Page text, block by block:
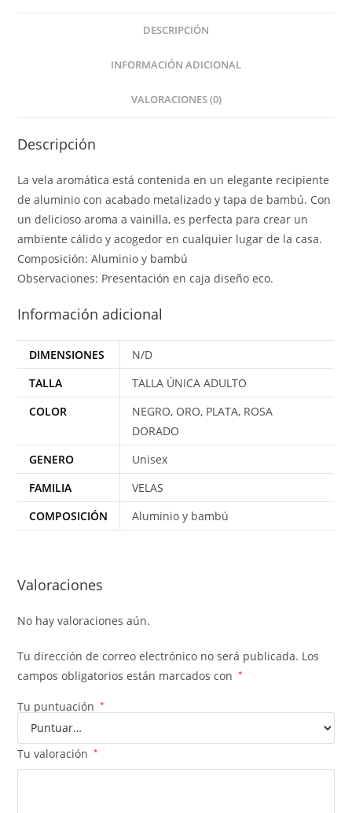
DESCRIPCIÓN
INFORMACIÓN ADICIONAL
VALORACIONES (0)
Descripción
La vela aromática está contenida en un elegante recipiente
de aluminio con acabado metalizado y tapa de bambú. Con
un delicioso aroma a vainilla, es perfecta para crear un
ambiente cálido y acogedor en cualquier lugar de la casa.
Composición: Aluminio y bambú
Observaciones: Presentación en caja diseño eco.
Información adicional
DIMENSIONES
N/D
TALLA
TALLA ÚNICA ADULTO
COLOR
NEGRO, ORO, PLATA, ROSA
DORADO
GENERO
Unisex
FAMILIA
VELAS
COMPOSICIÓN
Aluminio y bambú
Valoraciones
No hay valoraciones aún.
Tu dirección de correo electrónico no será publicada. Los
campos obligatorios están marcados con
*
Tu puntuación *
Tu valoración *